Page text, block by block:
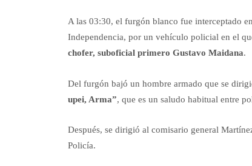
A las 03:30, el furgón blanco fue interceptado
Independencia, por un vehículo policial en el
chofer, suboficial primero Gustavo Maidana.
Del furgón bajó un hombre armado que se
upei, Arma”, que es un saludo habitual entre
Después, se dirigió al comisario general
Policía.